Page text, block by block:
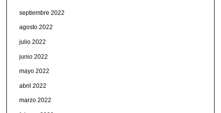
septiembre 2022
agosto 2022
julio 2022
junio 2022
mayo 2022
abril 2022
marzo 2022